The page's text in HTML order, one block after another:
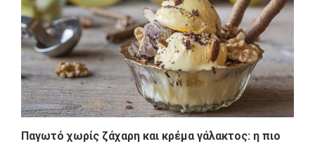
Παγωτό χωρίς ζάχαρη και κρέμα γάλακτος: η πιο